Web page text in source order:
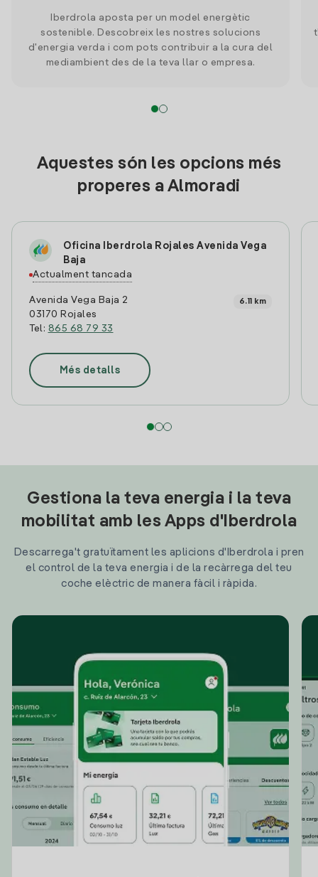
Iberdrola aposta per un model energètic
sostenible. Descobreix les nostres solucions
d'energia verda i com pots contribuir a la cura del
mediambient des de la teva llar o empresa.
Aquestes són les opcions més
properes a Almoradi
Oficina Iberdrola Rojales Avenida Vega
Baja
Actualment tancada
Avenida Vega Baja 2
03170 Rojales
Tel: 865 68 79 33
6.11 km
Més detalls
Gestiona la teva energia i la teva
mobilitat amb les Apps d'Iberdrola
Descarrega't gratuïtament les aplicions d'Iberdrola i pren
el control de la teva energia i de la recàrrega del teu
coche elèctric de manera fàcil i ràpida.